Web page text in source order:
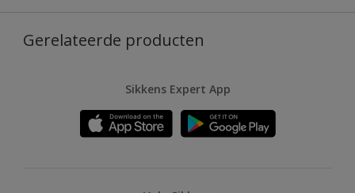
Gerelateerde producten
Sikkens Expert App